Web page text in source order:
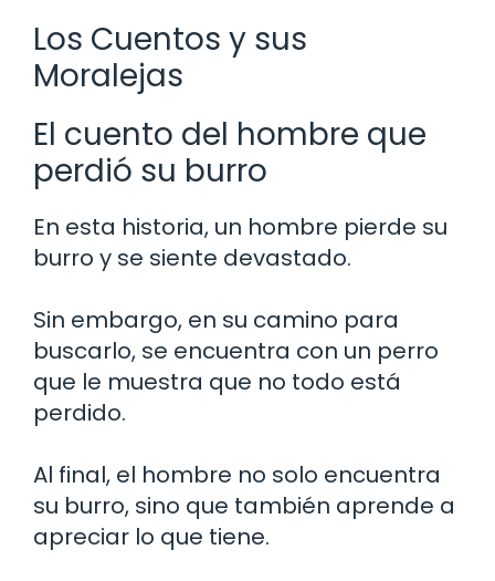
Los Cuentos y sus
Moralejas
El cuento del hombre que
perdió su burro
En esta historia, un hombre pierde su
burro y se siente devastado.
Sin embargo, en su camino para
buscarlo, se encuentra con un perro
que le muestra que no todo está
perdido.
Al final, el hombre no solo encuentra
su burro, sino que también aprende a
apreciar lo que tiene.